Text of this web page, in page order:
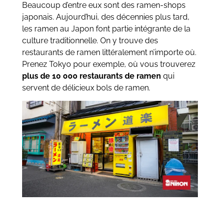
Beaucoup d’entre eux sont des ramen-shops
japonais. Aujourd’hui, des décennies plus tard,
les ramen au Japon font partie intégrante de la
culture traditionnelle. On y trouve des
restaurants de ramen littéralement n’importe où.
Prenez Tokyo pour exemple, où vous trouverez
plus de 10 000 restaurants de ramen qui
servent de délicieux bols de ramen.